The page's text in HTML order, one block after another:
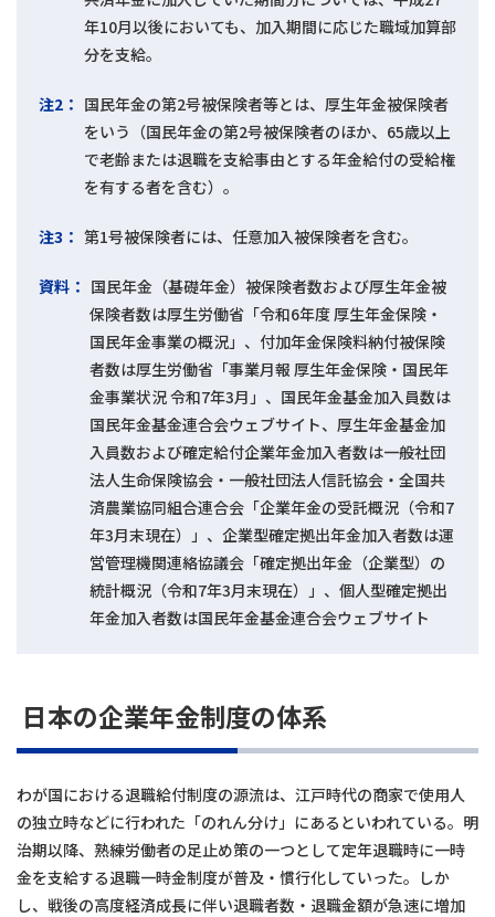
年10月以後においても、加入期間に応じた職域加算部
分を支給。
注2： 国民年金の第2号被保険者等とは、厚生年金被保険者
をいう（国民年金の第2号被保険者のほか、65歳以上
で老齢または退職を支給事由とする年金給付の受給権
を有する者を含む）。
注3： 第1号被保険者には、任意加入被保険者を含む。
資料： 国民年金（基礎年金）被保険者数および厚生年金被
保険者数は厚生労働省「令和6年度 厚生年金保険・
国民年金事業の概況」、付加年金保険料納付被保険
者数は厚生労働省「事業月報 厚生年金保険・国民年
金事業状況 令和7年3月」、国民年金基金加入員数は
国民年金基金連合会ウェブサイト、厚生年金基金加
入員数および確定給付企業年金加入者数は一般社団
法人生命保険協会・一般社団法人信託協会・全国共
済農業協同組合連合会「企業年金の受託概況（令和7
年3月末現在）」、企業型確定拠出年金加入者数は運
営管理機関連絡協議会「確定拠出年金（企業型）の
統計概況（令和7年3月末現在）」、個人型確定拠出
年金加入者数は国民年金基金連合会ウェブサイト
日本の企業年金制度の体系
わが国における退職給付制度の源流は、江戸時代の商家で使用人
の独立時などに行われた「のれん分け」にあるといわれている。明
治期以降、熟練労働者の足止め策の一つとして定年退職時に一時
金を支給する退職一時金制度が普及・慣行化していった。しか
し、戦後の高度経済成長に伴い退職者数・退職金額が急速に増加